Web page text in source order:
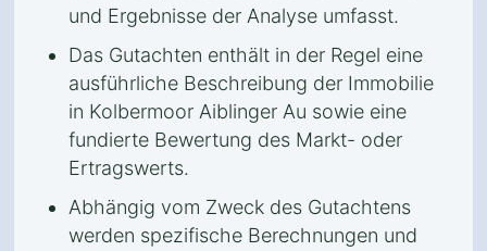
und Ergebnisse der Analyse umfasst.
Das Gutachten enthält in der Regel eine
ausführliche Beschreibung der Immobilie
in Kolbermoor Aiblinger Au sowie eine
fundierte Bewertung des Markt- oder
Ertragswerts.
Abhängig vom Zweck des Gutachtens
werden spezifische Berechnungen und